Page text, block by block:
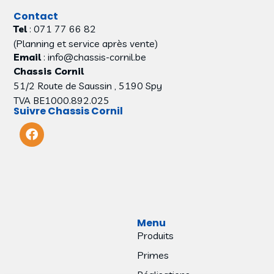
Menu
Produits
Primes
Contact
Tel: 071 77 66 82
(Planning et service après vente)
Email: info@chassis-cornil.be
Chassis Cornil
51/2 Route de Saussin , 5190 Spy
TVA BE1000.892.025
Suivre Chassis Cornil